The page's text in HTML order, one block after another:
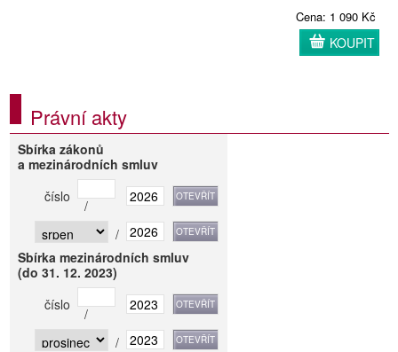
Cena: 1 090 Kč
KOUPIT
Právní akty
Sbírka zákonů
a mezinárodních smluv
číslo
/
/
Sbírka mezinárodních smluv
(do 31. 12. 2023)
číslo
/
/